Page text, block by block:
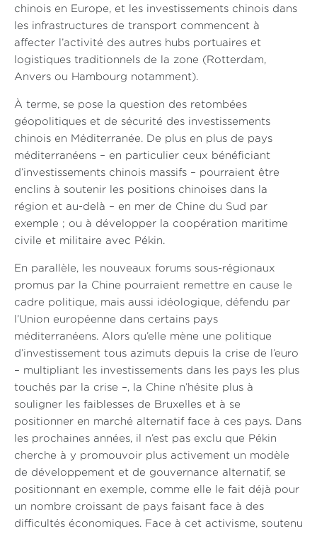
chinois en Europe, et les investissements chinois dans
les infrastructures de transport commencent à
affecter l’activité des autres hubs portuaires et
logistiques traditionnels de la zone (Rotterdam,
Anvers ou Hambourg notamment).
À terme, se pose la question des retombées
géopolitiques et de sécurité des investissements
chinois en Méditerranée. De plus en plus de pays
méditerranéens – en particulier ceux bénéficiant
d’investissements chinois massifs – pourraient être
enclins à soutenir les positions chinoises dans la
région et au-delà – en mer de Chine du Sud par
exemple ; ou à développer la coopération maritime
civile et militaire avec Pékin.
En parallèle, les nouveaux forums sous-régionaux
promus par la Chine pourraient remettre en cause le
cadre politique, mais aussi idéologique, défendu par
l’Union européenne dans certains pays
méditerranéens. Alors qu’elle mène une politique
d’investissement tous azimuts depuis la crise de l’euro
– multipliant les investissements dans les pays les plus
touchés par la crise –, la Chine n’hésite plus à
souligner les faiblesses de Bruxelles et à se
positionner en marché alternatif face à ces pays. Dans
les prochaines années, il n’est pas exclu que Pékin
cherche à y promouvoir plus activement un modèle
de développement et de gouvernance alternatif, se
positionnant en exemple, comme elle le fait déjà pour
un nombre croissant de pays faisant face à des
difficultés économiques. Face à cet activisme, soutenu